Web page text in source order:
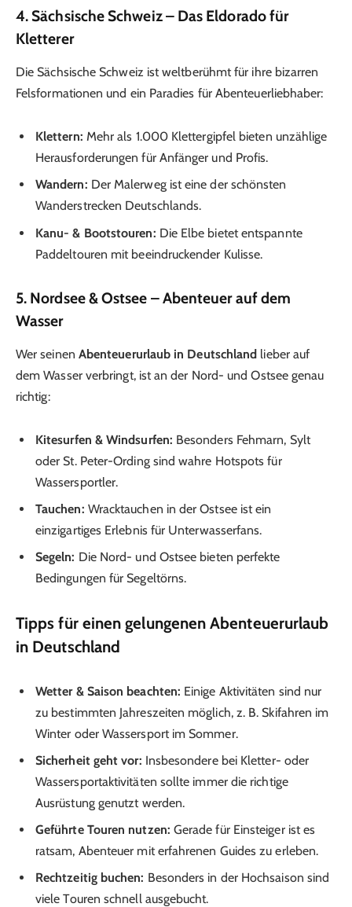
4. Sächsische Schweiz – Das Eldorado für
Kletterer
Die Sächsische Schweiz ist weltberühmt für ihre bizarren
Felsformationen und ein Paradies für Abenteuerliebhaber:
Klettern: Mehr als 1.000 Klettergipfel bieten unzählige
Herausforderungen für Anfänger und Profis.
Wandern: Der Malerweg ist eine der schönsten
Wanderstrecken Deutschlands.
Kanu- & Bootstouren: Die Elbe bietet entspannte
Paddeltouren mit beeindruckender Kulisse.
5. Nordsee & Ostsee – Abenteuer auf dem
Wasser
Wer seinen Abenteuerurlaub in Deutschland lieber auf
dem Wasser verbringt, ist an der Nord- und Ostsee genau
richtig:
Kitesurfen & Windsurfen: Besonders Fehmarn, Sylt
oder St. Peter-Ording sind wahre Hotspots für
Wassersportler.
Tauchen: Wracktauchen in der Ostsee ist ein
einzigartiges Erlebnis für Unterwasserfans.
Segeln: Die Nord- und Ostsee bieten perfekte
Bedingungen für Segeltörns.
Tipps für einen gelungenen Abenteuerurlaub
in Deutschland
Wetter & Saison beachten: Einige Aktivitäten sind nur
zu bestimmten Jahreszeiten möglich, z. B. Skifahren im
Winter oder Wassersport im Sommer.
Sicherheit geht vor: Insbesondere bei Kletter- oder
Wassersportaktivitäten sollte immer die richtige
Ausrüstung genutzt werden.
Geführte Touren nutzen: Gerade für Einsteiger ist es
ratsam, Abenteuer mit erfahrenen Guides zu erleben.
Rechtzeitig buchen: Besonders in der Hochsaison sind
viele Touren schnell ausgebucht.